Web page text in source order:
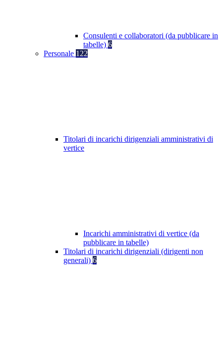
Consulenti e collaboratori (da pubblicare in
tabelle) 6
Personale 122
Titolari di incarichi dirigenziali amministrativi di
vertice
Incarichi amministrativi di vertice (da
pubblicare in tabelle)
Titolari di incarichi dirigenziali (dirigenti non
generali) 6